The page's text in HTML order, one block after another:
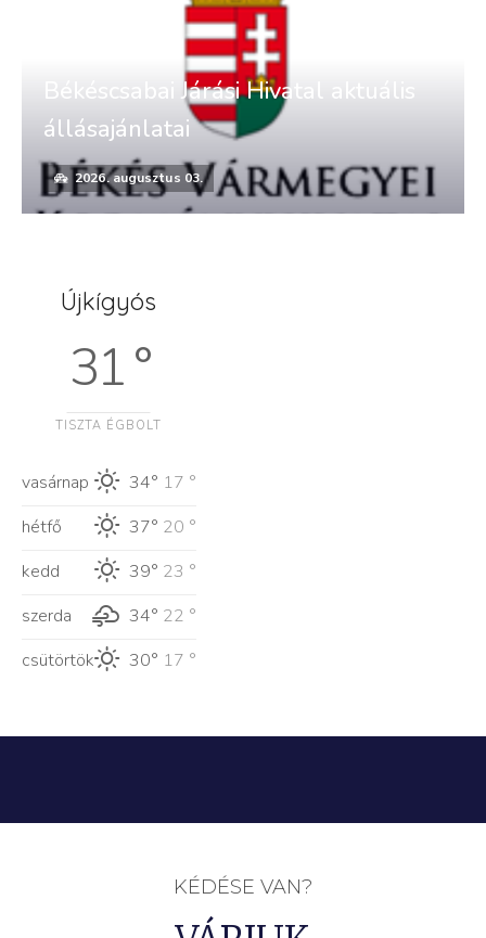
Békéscsabai Járási Hivatal aktuális
állásajánlatai
2026. augusztus 03.
Újkígyós
31 °
TISZTA ÉGBOLT
vasárnap 34° 17 °
hétfő
37° 20 °
kedd
39° 23 °
szerda
34° 22 °
csütörtök
30° 17 °
KÉDÉSE VAN?